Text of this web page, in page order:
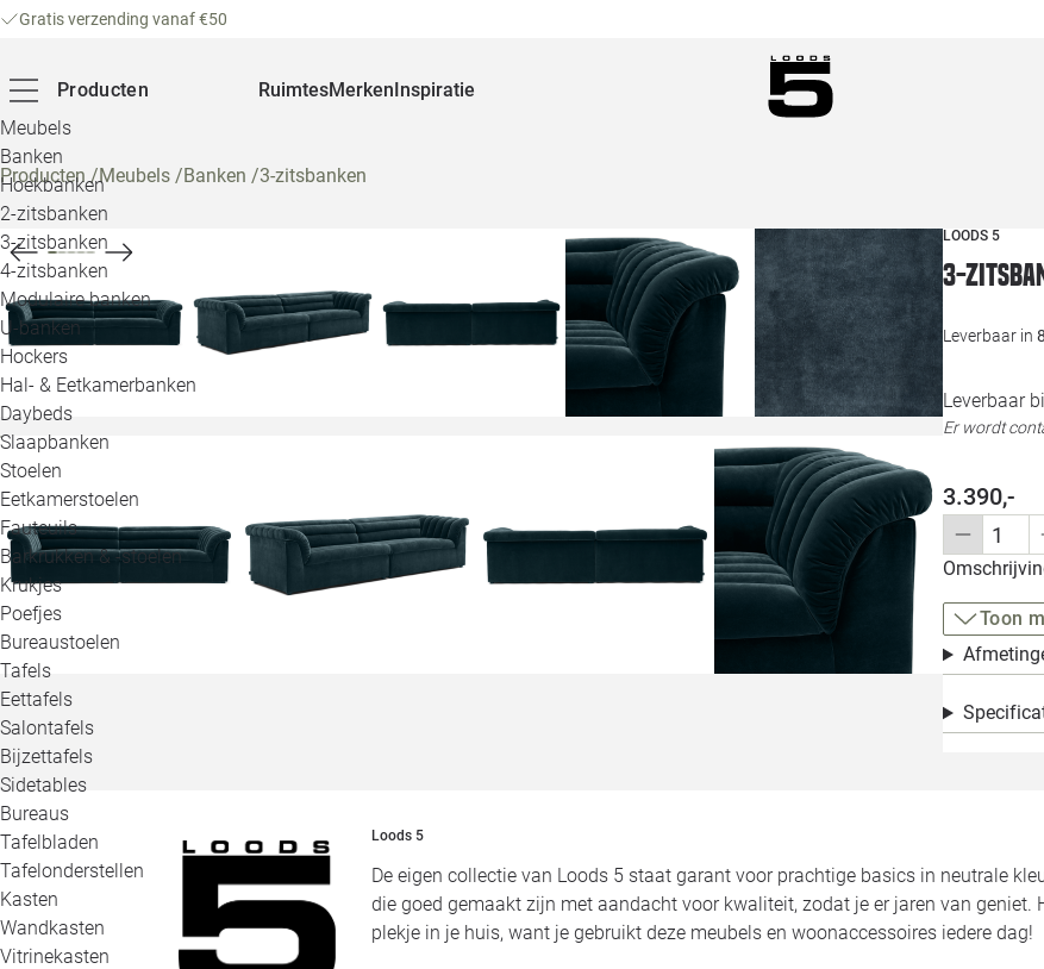
Gratis verzending vanaf €50
Producten
Meubels
Banken
Hoekbanken
2-zitsbanken
3-zitsbanken
4-zitsbanken
Modulaire banken
U-banken
Hockers
Hal- & Eetkamerbanken
Daybeds
Slaapbanken
Stoelen
Eetkamerstoelen
Fauteuils
Barkrukken & -stoelen
Krukjes
Poefjes
Bureaustoelen
Tafels
Eettafels
Salontafels
Bijzettafels
Sidetables
Bureaus
Tafelbladen
Tafelonderstellen
Kasten
Wandkasten
Vitrinekasten
RuimtesMerkenInspiratie
Producten/Meubels /Banken /3-zitsbanken
LOODS 5
3-
Leverbaar in
Leverbaar
Er wordt
3.390,-
Toon
Loods 5
De eigen collectie van Loods 5 staat garant voor prachtige basics in neutrale
die goed gemaakt zijn met aandacht voor kwaliteit, zodat je er jaren van
plekje in je huis, want je gebruikt deze meubels en woonaccessoires iedere dag!